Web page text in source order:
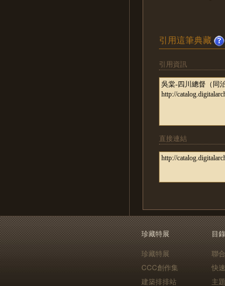
引用這筆典藏
引用資訊
直接連結
珍藏特展
珍藏特展
CCC創作集
建築排排站
目
聯
快
主